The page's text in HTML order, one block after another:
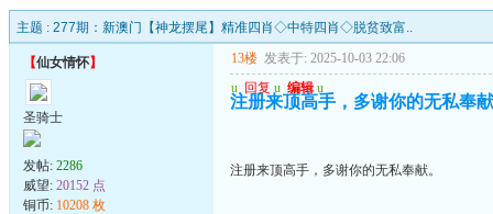
主题 : 277期：新澳门【神龙摆尾】精准四肖◇中特四肖◇脱贫致富..
【仙女情怀】
圣骑士
发帖: 2286
威望: 20152 点
铜币: 10208 枚
13楼 发表于: 2025-10-03 22:06
u 回复 u 编辑 u
注册来顶高手，多谢你的无私奉
注册来顶高手，多谢你的无私奉献。